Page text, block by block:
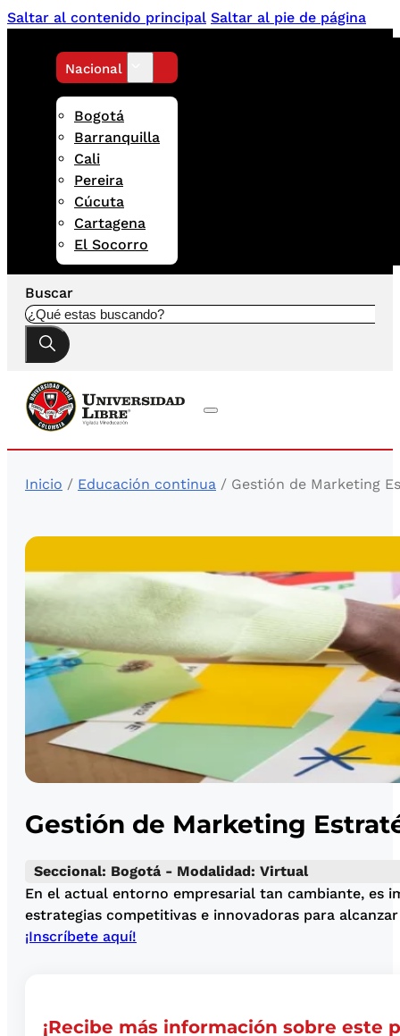
Saltar al contenido principal Saltar al pie de página
Nacional
Bogotá
Barranquilla
Cali
Pereira
Cúcuta
Cartagena
El Socorro
Buscar
Inicio / Educación continua / Gestión de Marketing
Gestión de Marketing
Seccional: Bogotá - Modalidad: Virtual
En el actual entorno empresarial tan cambiante, es
estrategias competitivas e innovadoras para
¡Inscríbete aquí!
¡Recibe más información sobre este